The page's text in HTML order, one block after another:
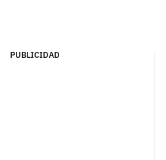
PUBLICIDAD